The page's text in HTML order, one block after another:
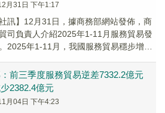
月31日 下午1:17
社訊】12月31日，據商務部網站發佈，商
司負責人介紹2025年1-11月服務貿易發
2025年1-11月，我國服務貿易穩步增
前三季度服務貿易逆差7332.2億元
2382.4億元
月04日 下午4:23